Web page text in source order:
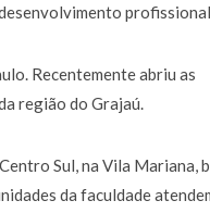
Recentemente abriu as
região do Grajaú.
Sul, na Vila Mariana,
da faculdade